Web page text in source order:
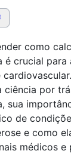
como
é crucial para
ciência por
sua
de
e como
médicos e